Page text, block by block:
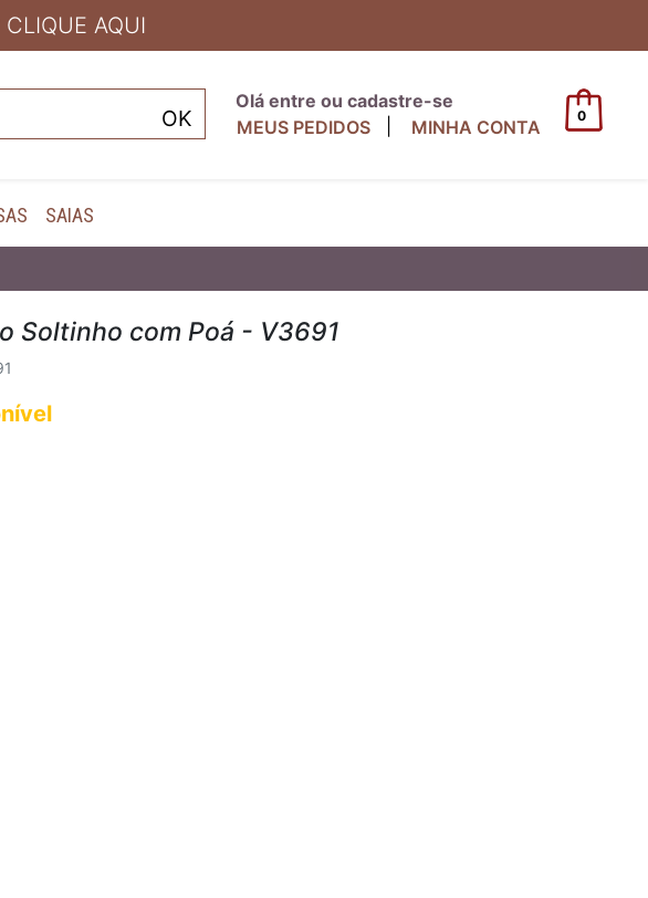
AQUI
Olá entre ou cadastre-se
MEUS PEDIDOS
MINHA CONTA
0
SAIAS
Soltinho com Poá - V3691